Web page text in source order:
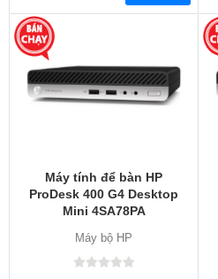
Máy tính để bàn HP
ProDesk 400 G4 Desktop
Mini 4SA78PA
Máy bộ HP